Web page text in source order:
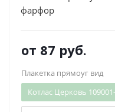
фарфор
от 87 руб.
Плакетка прямоуг вид
Котлас Церковь